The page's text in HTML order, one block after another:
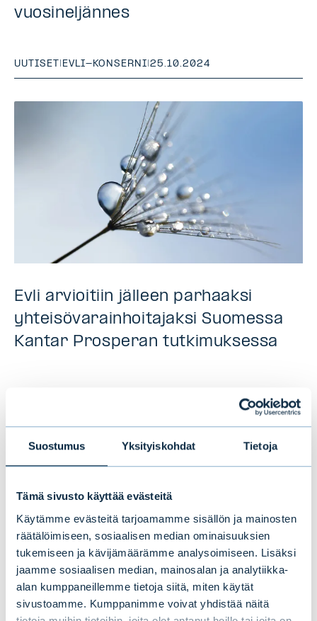
Suostumus Yksityiskohdat Tietoja
Tämä sivusto käyttää evästeitä
Käytämme evästeitä tarjoamamme sisällön ja mainosten
räätälöimiseen, sosiaalisen median ominaisuuksien
tukemiseen ja kävijämäärämme analysoimiseen. Lisäksi
jaamme sosiaalisen median, mainosalan ja analytiikka-
alan kumppaneillemme tietoja siitä, miten käytät
sivustoamme. Kumppanimme voivat yhdistää näitä
vuosineljännes
UUTISET EVLI-KONSERNI |25.10.2024
Evli arvioitiin jälleen parhaaksi
yhteisövarainhoitajaksi Suomessa
Kantar Prosperan tutkimuksessa